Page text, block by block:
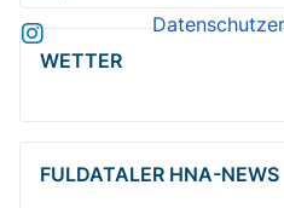
WETTER
FULDATALER HNA-NEWS